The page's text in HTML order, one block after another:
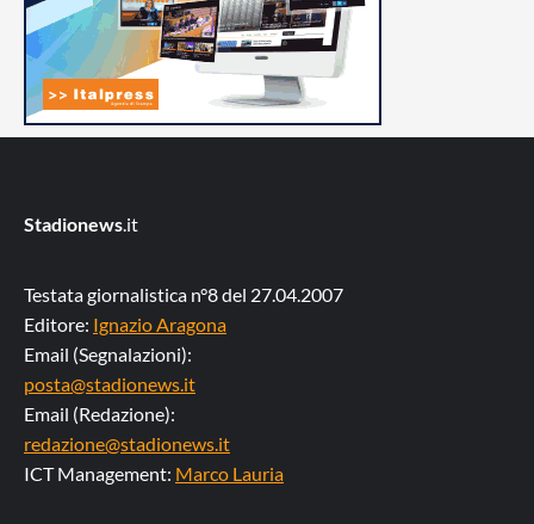
Stadionews.it
Testata giornalistica n°8 del 27.04.2007
Editore: Ignazio Aragona
Email (Segnalazioni):
posta@stadionews.it
Email (Redazione):
redazione@stadionews.it
ICT Management: Marco Lauria